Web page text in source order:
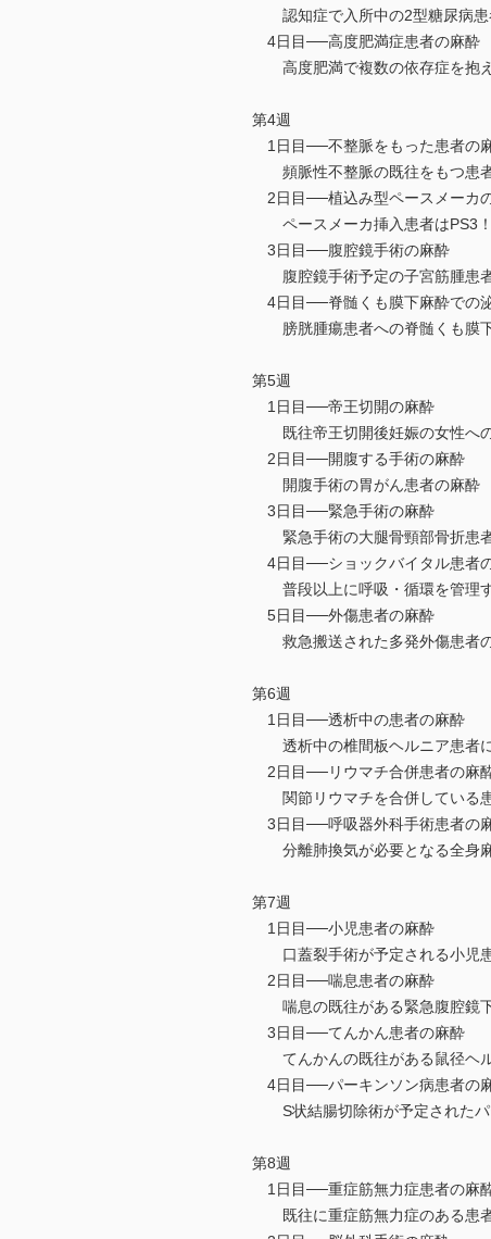
認知症で入所中の2型糖尿病患
4日目──高度肥満症患者の麻酔
高度肥満で複数の依存症を抱
第4週
1日目──不整脈をもった患者の
頻脈性不整脈の既往をもつ患
2日目──植込み型ペースメーカ
ペースメーカ挿入患者はPS3
3日目──腹腔鏡手術の麻酔
腹腔鏡手術予定の子宮筋腫患
4日目──脊髄くも膜下麻酔での
膀胱腫瘍患者への脊髄くも膜
第5週
1日目──帝王切開の麻酔
既往帝王切開後妊娠の女性へ
2日目──開腹する手術の麻酔
開腹手術の胃がん患者の麻酔
3日目──緊急手術の麻酔
緊急手術の大腿骨頸部骨折患
4日目──ショックバイタル患者
普段以上に呼吸・循環を管理す
5日目──外傷患者の麻酔
救急搬送された多発外傷患者
第6週
1日目──透析中の患者の麻酔
透析中の椎間板ヘルニア患者
2日目──リウマチ合併患者の麻
関節リウマチを合併している
3日目──呼吸器外科手術患者の
分離肺換気が必要となる全身
第7週
1日目──小児患者の麻酔
口蓋裂手術が予定される小児
2日目──喘息患者の麻酔
喘息の既往がある緊急腹腔鏡
3日目──てんかん患者の麻酔
てんかんの既往がある鼠径ヘ
4日目──パーキンソン病患者の
S状結腸切除術が予定されたパ
第8週
1日目──重症筋無力症患者の麻
既往に重症筋無力症のある患